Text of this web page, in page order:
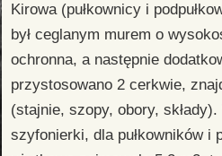
Kirowa (pułkownicy i
był ceglanym murem o
ochronna, a następnie
przystosowano 2 cerkwie,
(stajnie, szopy, obory, składy).
szyfonierki, dla pułkowników i